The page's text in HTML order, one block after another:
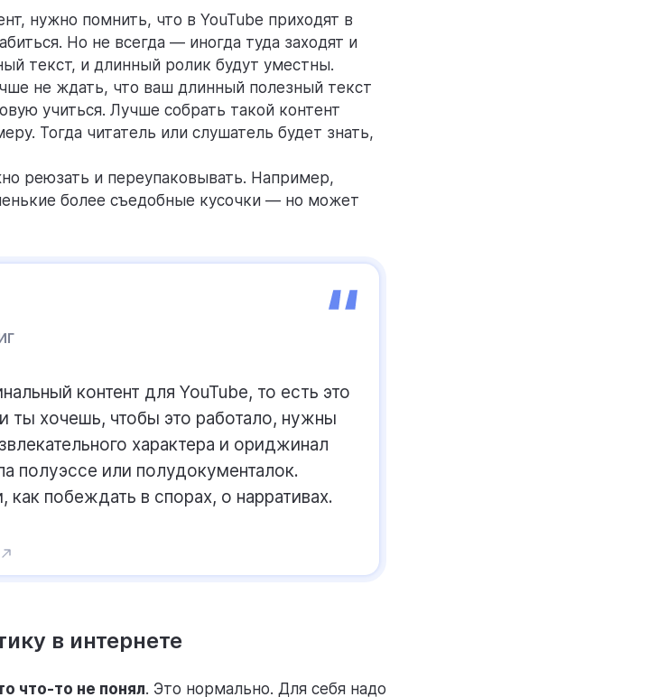
нужно помнить, что в YouTube приходят в
Но не всегда — иногда туда заходят и
текст, и длинный ролик будут уместны.
не ждать, что ваш длинный полезный текст
учиться. Лучше собрать такой контент
Тогда читатель или слушатель будет знать,
реюзать и переупаковывать. Например,
более съедобные кусочки — но может
контент для YouTube, то есть это
ты хочешь, чтобы это работало, нужны
характера и ориджинал
полуэссе или полудокументалок.
побеждать в спорах, о нарративах.
в интернете
что-то не понял. Это нормально. Для себя надо